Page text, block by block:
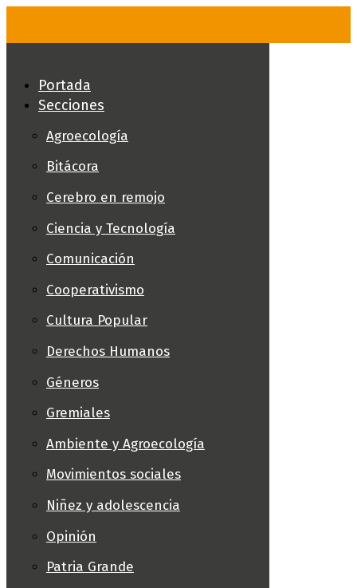
Portada
Secciones
Agroecología
Bitácora
Cerebro en remojo
Ciencia y Tecnología
Comunicación
Cooperativismo
Cultura Popular
Derechos Humanos
Géneros
Gremiales
Ambiente y Agroecología
Movimientos sociales
Niñez y adolescencia
Opinión
Patria Grande